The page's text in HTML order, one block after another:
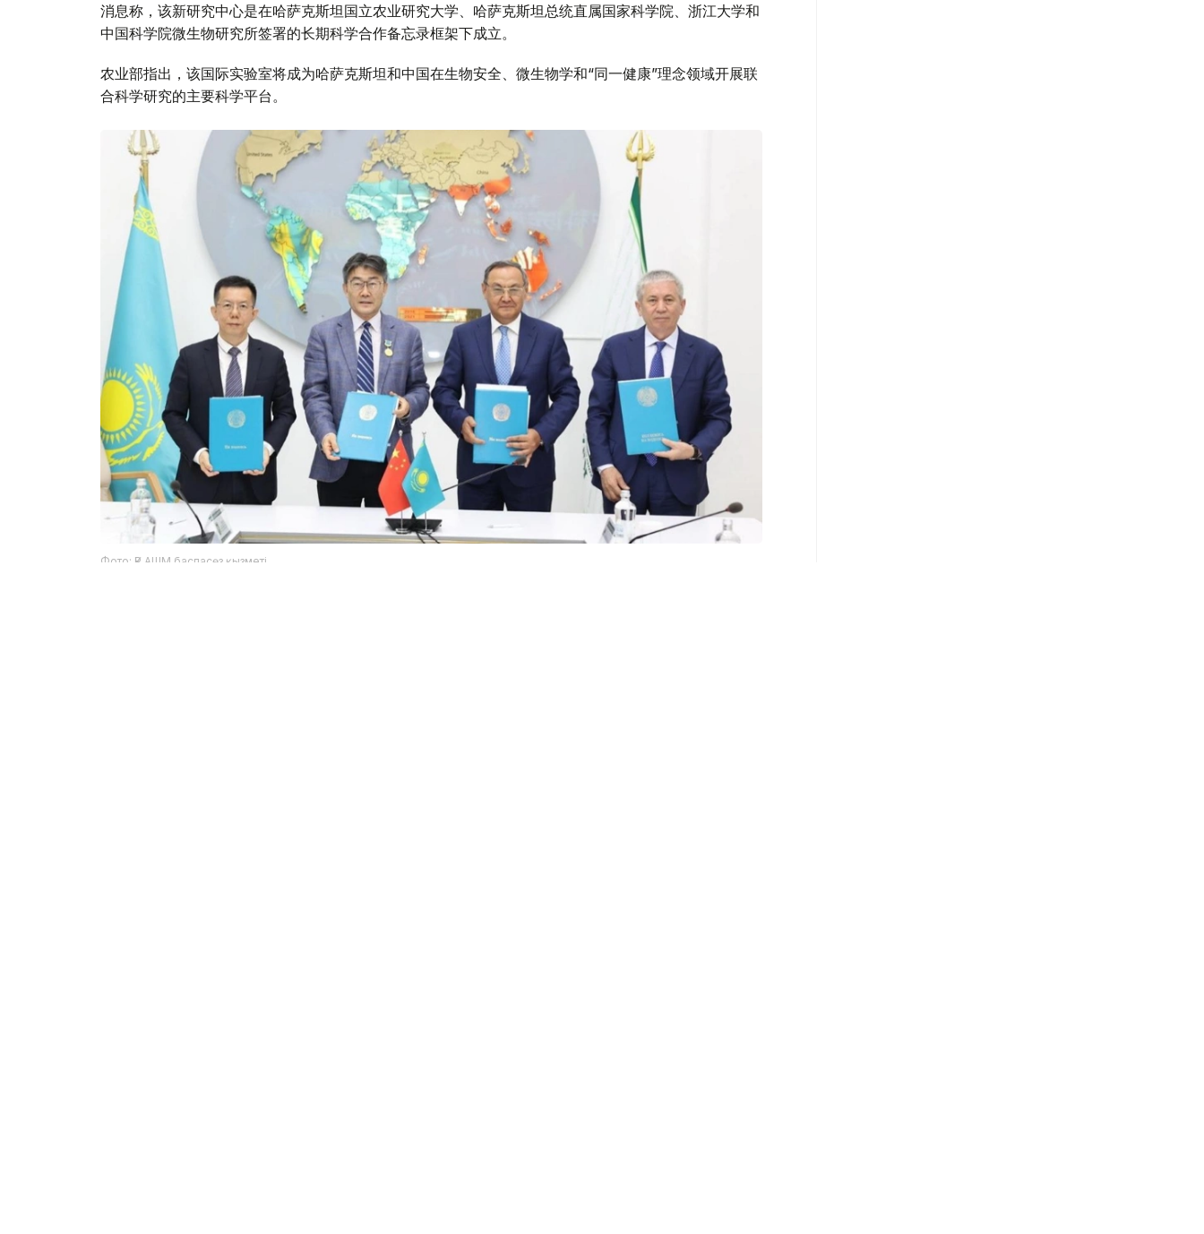
消息称，该新研究中心是在哈萨克斯坦国立农业研究大学、哈萨克斯坦总统直属国家科学院、浙江大学和
中国科学院微生物研究所签署的长期科学合作备忘录框架下成立。
农业部指出，该国际实验室将成为哈萨克斯坦和中国在生物安全、微生物学和“同一健康”理念领域开展联
合科学研究的主要科学平台。
Фото: ҚР АШМ баспасөз қызметі